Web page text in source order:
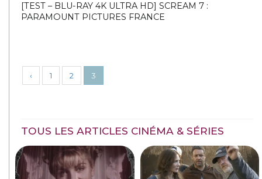
[TEST – BLU-RAY 4K ULTRA HD] SCREAM 7 :
PARAMOUNT PICTURES FRANCE
‹ 1 2 3
TOUS LES ARTICLES CINÉMA & SÉRIES